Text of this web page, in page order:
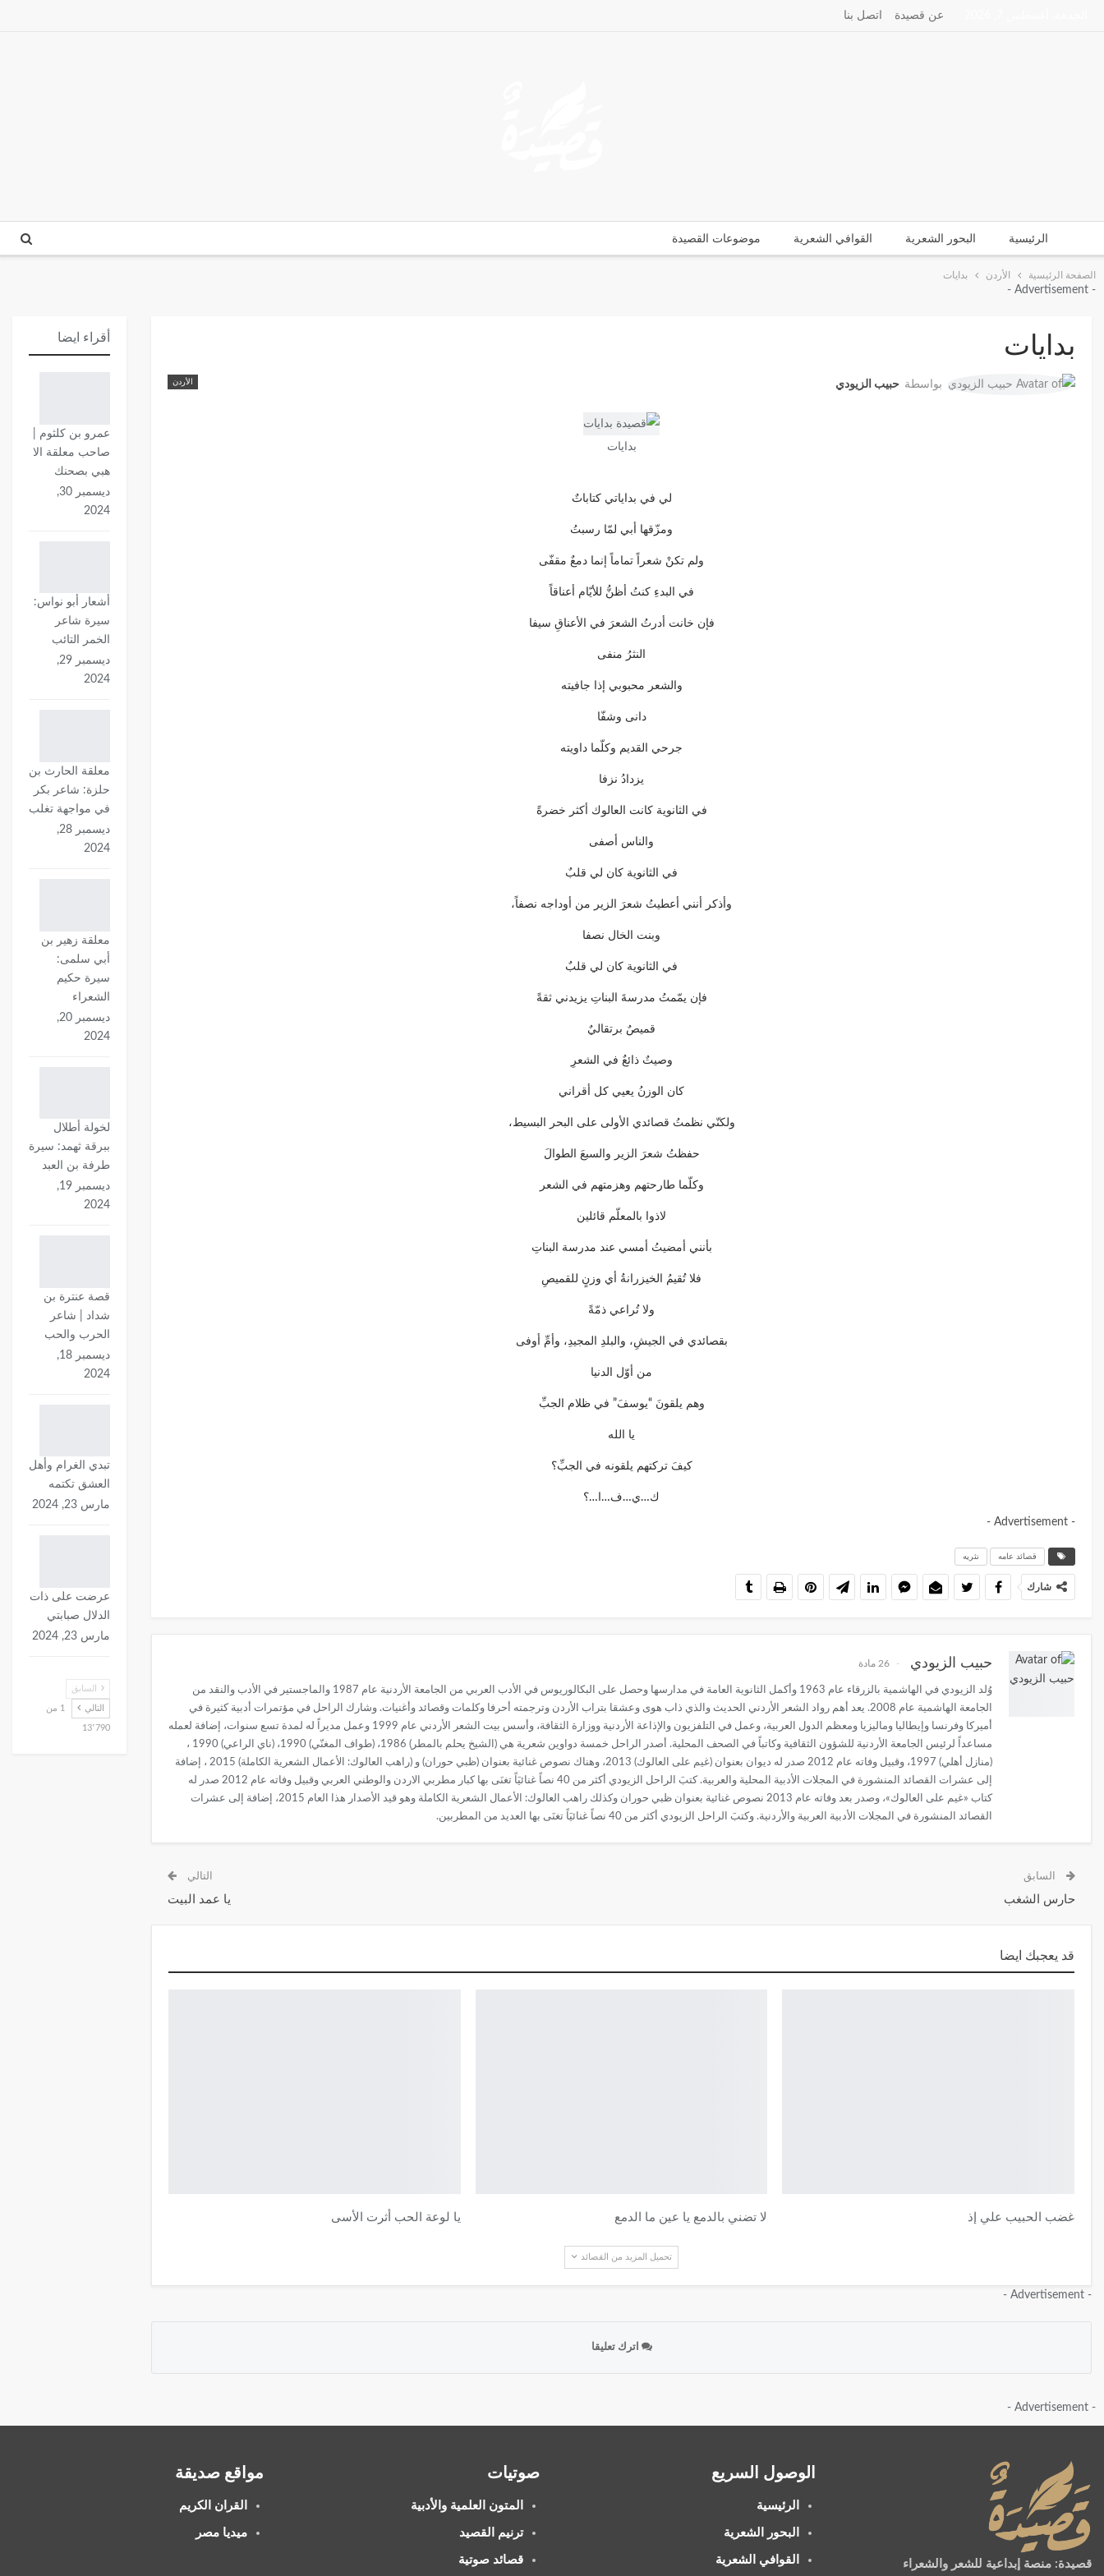
عن قصيدة اتصل بنا
الرئيسية البحور الشعرية​ القوافي الشعرية​ موضوعات القصيدة​
الصفحة الرئيسية الأردن بدايات
- Advertisement -
بدايات
الأردن بواسطة حبيب الزيودي
بدايات
لي في بداياتي كتاباتٌ
ومزّقها أبي لمّا رسبتُ
ولم تكنْ شعراً تماماً إنما دمعٌ مقفّى
في البدءِ كنتُ أظنُّ للأيّام أعناقاً
فإن خانت أدرتُ الشعرَ في الأعناقِ سيفا
النثرُ منفى
والشعر محبوبي إذا جافيته
دانى وشفّا
جرحي القديم وكلّما داويته
يزدادُ نزفا
في الثانوية كانت العالوك أكثر خضرةً
والناس أصفى
في الثانوية كان لي قلبٌ
وأذكر أنني أعطيتُ شعرَ الزير من أوداجه نصفاً،
وبنت الخال نصفا
في الثانوية كان لي قلبٌ
فإن يمّمتُ مدرسةَ البناتِ يزيدني ثقةً
قميصٌ برتقاليٌ
وصيتٌ ذائعٌ في الشعرِ
كان الوزنُ يعيي كل أقراني
ولكنّي نظمتُ قصائدي الأولى على البحر البسيط،
حفظتُ شعرَ الزير والسبعَ الطوالَ
وكلّما طارحتهم وهزمتهم في الشعر
لاذوا بالمعلّم قائلين
بأنني أمضيتُ أمسي عند مدرسة البناتِ
فلا تُقيمُ الخيزرانةُ أي وزنٍ للقميصِ
ولا تُراعي ذمّةً
بقصائدي في الجيشِ، والبلدِ المجيدِ، وأمِّ أوفى
من أوّل الدنيا
وهم يلقونَ “يوسفَ” في ظلام الجبِّ
يا الله
كيفَ تركتهم يلقونه في الجبِّ؟
ك…ي…ف…ا…؟
- Advertisement -
قصائد عامه نثريه
شارك
حبيب الزيودي 26 مادة
وُلد الزيودي في الهاشمية بالزرقاء عام 1963 وأكمل الثانوية العامة في مدارسها وحصل على البكالوريوس في الأدب العربي من الجامعة الأردنية عام 1987 والماجستير في الأدب والنقد من
الجامعة الهاشمية عام 2008. يعد أهم رواد الشعر الأردني الحديث والذي ذاب هوى وعشقا بتراب الأردن وترجمته أحرفا وكلمات وقصائد وأغنيات. وشارك الراحل في مؤتمرات أدبية كثيرة في
أميركا وفرنسا وإيطاليا وماليزيا ومعظم الدول العربية، وعمل في التلفزيون والإذاعة الأردنية ووزارة الثقافة، وأسس بيت الشعر الأردني عام 1999 وعمل مديراً له لمدة تسع سنوات، إضافة لعمله
مساعداً لرئيس الجامعة الأردنية للشؤون الثقافية وكاتباً في الصحف المحلية. أصدر الراحل خمسة دواوين شعرية هي (الشيخ يحلم بالمطر) 1986، (طواف المغنّي) 1990، (ناي الراعي) 1990 ،
(منازل أهلي) 1997، وقبيل وفاته عام 2012 صدر له ديوان بعنوان (غيم على العالوك) 2013، وهناك نصوص غنائية بعنوان (ظبي حوران) و (راهب العالوك: الأعمال الشعرية الكاملة) 2015 ، إضافة
إلى عشرات القصائد المنشورة في المجلات الأدبية المحلية والعربية. كتبَ الراحل الزيودي أكثر من 40 نصاً غنائيَاً تغنَى بها كبار مطربي الاردن والوطني العربي وقبيل وفاته عام 2012 صدر له
كتاب «غيم على العالوك»، وصدر بعد وفاته عام 2013 نصوص غنائية بعنوان ظبي حوران وكذلك راهب العالوك: الأعمال الشعرية الكاملة وهو قيد الأصدار هذا العام 2015، إضافة إلى عشرات
القصائد المنشورة في المجلات الأدبية العربية والأردنية. وكتبَ الراحل الزيودي أكثر من 40 نصاً غنائيَاً تغنَى بها العديد من المطربين.
السابق
حارس الشغب
التالي
يا عمد البيت
قد يعجبك ايضا
غضب الحبيب علي إذ لا تضني بالدمع يا عين ما الدمع يا لوعة الحب أثرت الأسى
تحميل المزيد من القصائد
- Advertisement -
اترك تعليقا
أقراء ايضا
عمرو بن كلثوم |
صاحب معلقة الا
هبي بصحنك
ديسمبر 30,
2024
أشعار أبو نواس:
سيرة شاعر
الخمر التائب
ديسمبر 29,
2024
معلقة الحارث بن
حلزة: شاعر بكر
في مواجهة تغلب
ديسمبر 28,
2024
معلقة زهير بن
أبي سلمى:
سيرة حكيم
الشعراء
ديسمبر 20,
2024
لخولة أطلال
ببرقة ثهمد: سيرة
طرفة بن العبد
ديسمبر 19,
2024
قصة عنترة بن
شداد | شاعر
الحرب والحب
ديسمبر 18,
2024
تبدي الغرام وأهل
العشق تكتمه
مارس 23, 2024
عرضت على ذات
الدلال صبابتي
مارس 23, 2024
السابق
التالي 1 من
13٬790
- Advertisement -
قصيدة: منصة إبداعية للشعر والشعراء
الوصول السريع
الرئيسية
البحور الشعرية​
القوافي الشعرية​
صوتيات
المتون العلمية والأدبية
ترنيم القصيد
قصائد صوتية
مواقع صديقة
القران الكريم
ميديا مصر